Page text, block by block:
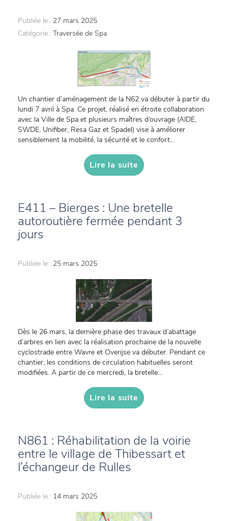
Publiée le : 27 mars 2025
Catégorie : Traversée de Spa
Un chantier d’aménagement de la N62 va débuter à partir du
lundi 7 avril à Spa. Ce projet, réalisé en étroite collaboration
avec la Ville de Spa et plusieurs maîtres d’ouvrage (AIDE,
SWDE, Unifiber, Resa Gaz et Spadel) vise à améliorer
sensiblement la mobilité, la sécurité et le confort...
Lire la suite
E411 – Bierges : Une bretelle
autoroutière fermée pendant 3
jours
Publiée le : 25 mars 2025
Dès le 26 mars, la dernière phase des travaux d’abattage
d’arbres en lien avec la réalisation prochaine de la nouvelle
cyclostrade entre Wavre et Overijse va débuter. Pendant ce
chantier, les conditions de circulation habituelles seront
modifiées. A partir de ce mercredi, la bretelle...
Lire la suite
N861 : Réhabilitation de la voirie
entre le village de Thibessart et
l’échangeur de Rulles
Publiée le : 14 mars 2025